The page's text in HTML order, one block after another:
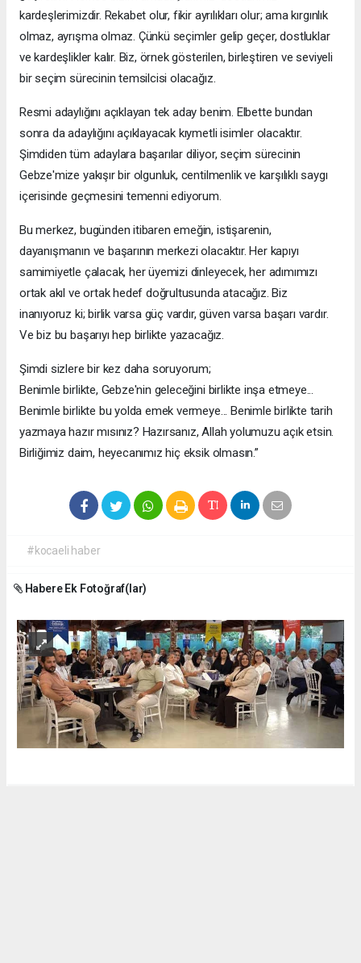
kardeşlerimizdir. Rekabet olur, fikir ayrılıkları olur; ama kırgınlık
olmaz, ayrışma olmaz. Çünkü seçimler gelip geçer, dostluklar
ve kardeşlikler kalır. Biz, örnek gösterilen, birleştiren ve seviyeli
bir seçim sürecinin temsilcisi olacağız.
Resmi adaylığını açıklayan tek aday benim. Elbette bundan
sonra da adaylığını açıklayacak kıymetli isimler olacaktır.
Şimdiden tüm adaylara başarılar diliyor, seçim sürecinin
Gebze'mize yakışır bir olgunluk, centilmenlik ve karşılıklı saygı
içerisinde geçmesini temenni ediyorum.
Bu merkez, bugünden itibaren emeğin, istişarenin,
dayanışmanın ve başarının merkezi olacaktır. Her kapıyı
samimiyetle çalacak, her üyemizi dinleyecek, her adımımızı
ortak akıl ve ortak hedef doğrultusunda atacağız. Biz
inanıyoruz ki; birlik varsa güç vardır, güven varsa başarı vardır.
Ve biz bu başarıyı hep birlikte yazacağız.
Şimdi sizlere bir kez daha soruyorum;
Benimle birlikte, Gebze'nin geleceğini birlikte inşa etmeye...
Benimle birlikte bu yolda emek vermeye... Benimle birlikte tarih
yazmaya hazır mısınız? Hazırsanız, Allah yolumuzu açık etsin.
Birliğimiz daim, heyecanımız hiç eksik olmasın.”
#kocaeli haber
Habere Ek Fotoğraf(lar)